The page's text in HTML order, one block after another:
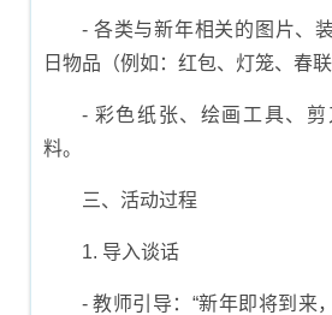
- 各类与新年相关的图片、
日物品（例如：红包、灯笼、春联
- 彩色纸张、绘画工具、
料。
三、活动过程
1. 导入谈话
- 教师引导：“新年即将到来